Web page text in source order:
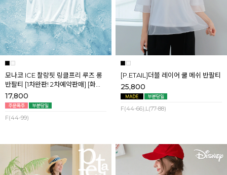
모나코 ICE 찰랑핏 링클프리 루즈 롱
반팔티 [1차완판! 2차예약판매] [화이
트] 8월첫째주 순차배송
17,800
F(44-99)
[P.ETAIL]더블 레이어 쿨 메쉬 반팔티
25,800
F(44-66),L(77-88)